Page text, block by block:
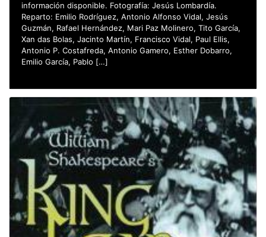
información disponible. Fotografía: Jesús Lombardía.
Reparto: Emilio Rodríguez, Antonio Alfonso Vidal, Jesús
Guzmán, Rafael Hernández, Mari Paz Molinero, Tito García,
Xan das Bolas, Jacinto Martín, Francisco Vidal, Paul Ellis,
Antonio P. Costafreda, Antonio Gamero, Esther Dobarro,
Emilio García, Pablo […]